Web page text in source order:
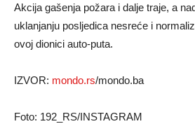
Akcija gašenja požara i dalje traje, a
uklanjanju posljedica nesreće i
ovoj dionici auto-puta.
IZVOR: mondo.rs/mondo.ba
Foto: 192_RS/INSTAGRAM